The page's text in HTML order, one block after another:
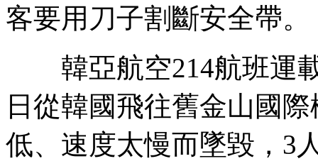
客要用刀子割斷安全帶。
韓亞航空214航班運載
日從韓國飛往舊金山國
低、速度太慢而墜毀，3